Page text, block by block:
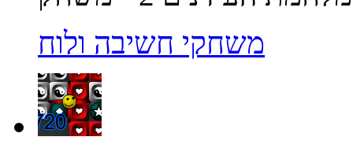
משחקי חשיבה ולוח